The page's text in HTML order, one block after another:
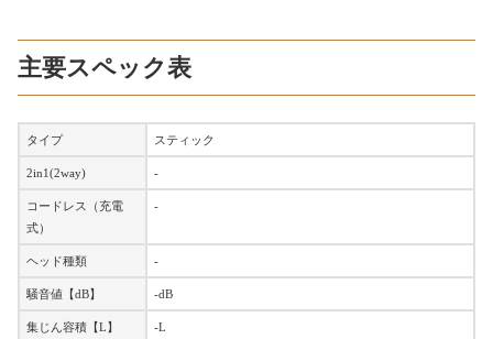
主要スペック表
タイプ スティック
2in1(2way) -
コードレス（充電
式）
-
ヘッド種類 -
騒音値【dB】 -dB
集じん容積【L】 -L